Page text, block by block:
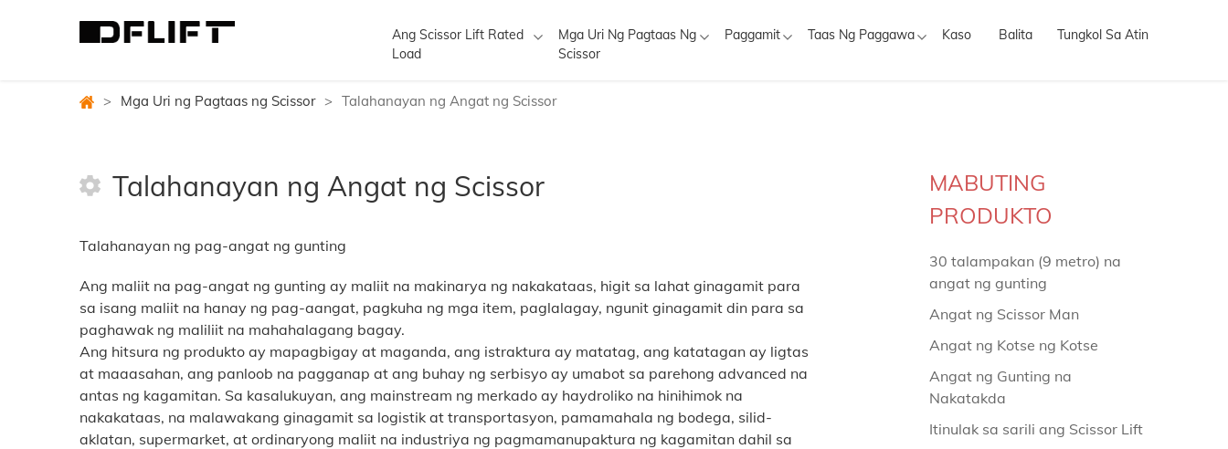
Ang Scissor Lift Rated
Load
Mga Uri Ng Pagtaas Ng
Scissor
Paggamit Taas Ng Paggawa Kaso Balita Tungkol Sa Atin
> Mga Uri ng Pagtaas ng Scissor > Talahanayan ng Angat ng Scissor
Talahanayan ng Angat ng Scissor
Talahanayan ng pag-angat ng gunting
Ang maliit na pag-angat ng gunting ay maliit na makinarya ng nakakataas, higit sa lahat ginagamit para
sa isang maliit na hanay ng pag-aangat, pagkuha ng mga item, paglalagay, ngunit ginagamit din para sa
paghawak ng maliliit na mahahalagang bagay.
Ang hitsura ng produkto ay mapagbigay at maganda, ang istraktura ay matatag, ang katatagan ay ligtas
at maaasahan, ang panloob na pagganap at ang buhay ng serbisyo ay umabot sa parehong advanced na
antas ng kagamitan. Sa kasalukuyan, ang mainstream ng merkado ay haydroliko na hinihimok na
nakakataas, na malawakang ginagamit sa logistik at transportasyon, pamamahala ng bodega, silid-
aklatan, supermarket, at ordinaryong maliit na industriya ng pagmamanupaktura ng kagamitan dahil sa
MABUTING
PRODUKTO
30 talampakan (9 metro) na
angat ng gunting
Angat ng Scissor Man
Angat ng Kotse ng Kotse
Angat ng Gunting na
Nakatakda
Itinulak sa sarili ang Scissor Lift